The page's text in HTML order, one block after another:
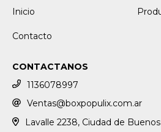
Inicio
Contacto
CONTACTANOS
1136078997
Ventas@boxpopulix.com.ar
Lavalle 2238, Ciudad de